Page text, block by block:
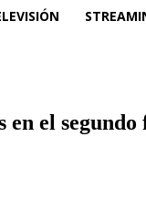
en el